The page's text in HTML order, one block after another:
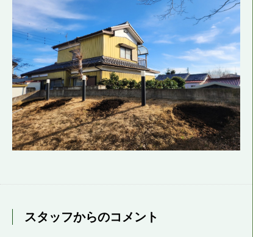
スタッフからのコメント